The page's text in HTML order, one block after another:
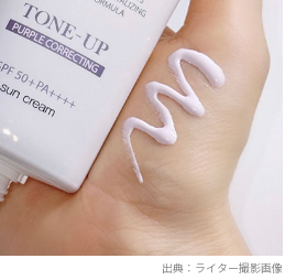
出典：ライター撮影画像